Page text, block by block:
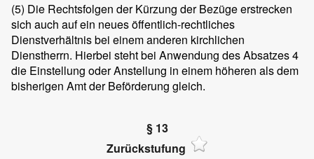
(5) Die Rechtsfolgen der Kürzung der Bezüge erstrecken
sich auch auf ein neues öffentlich-rechtliches
Dienstverhältnis bei einem anderen kirchlichen
Dienstherrn. Hierbei steht bei Anwendung des Absatzes 4
die Einstellung oder Anstellung in einem höheren als dem
bisherigen Amt der Beförderung gleich.
§ 13
Zurückstufung